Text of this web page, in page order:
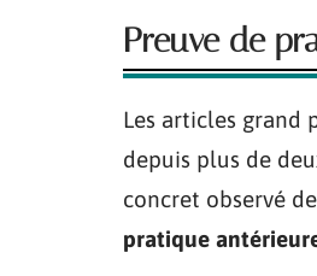
Preuve de
Les articles grand
depuis plus de
concret observé
pratique